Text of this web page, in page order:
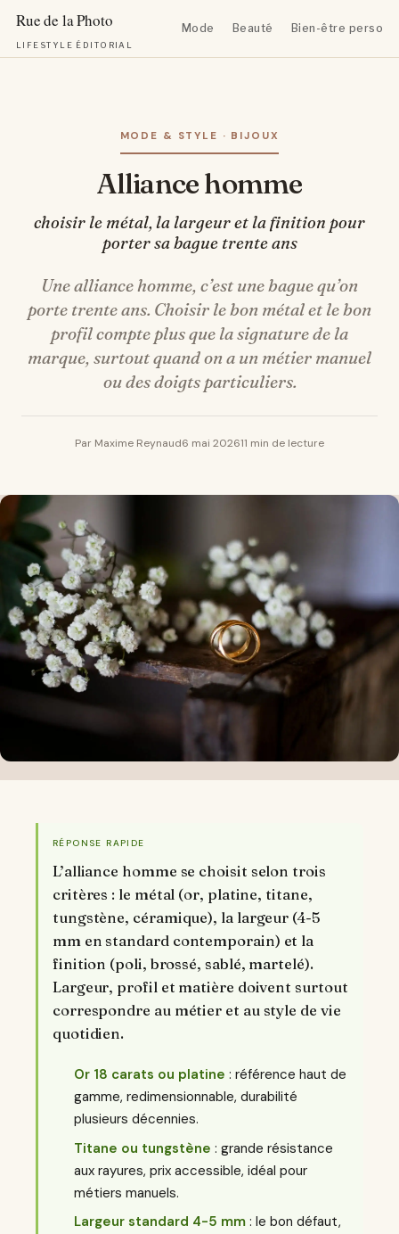
LIFESTYLE ÉDITORIAL
Mode Beauté Bien-être
MODE & STYLE · BIJOUX
Alliance homme
choisir le métal, la largeur et la finition pour
porter sa bague trente ans
Une alliance homme, c’est une bague qu’on
porte trente ans. Choisir le bon métal et le bon
profil compte plus que la signature de la
marque, surtout quand on a un métier manuel
ou des doigts particuliers.
Par Maxime Reynaud6 mai 202611 min de lecture
RÉPONSE RAPIDE
L’alliance homme se choisit selon trois
critères : le métal (or, platine, titane,
tungstène, céramique), la largeur (4-5
mm en standard contemporain) et la
finition (poli, brossé, sablé, martelé).
Largeur, profil et matière doivent surtout
correspondre au métier et au style de vie
quotidien.
Or 18 carats ou platine : référence haut de
gamme, redimensionnable, durabilité
plusieurs décennies.
Titane ou tungstène : grande résistance
aux rayures, prix accessible, idéal pour
métiers manuels.
Largeur standard 4-5 mm : le bon défaut,